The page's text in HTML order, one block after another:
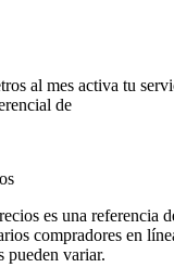
al mes activa tu
de
es una referencia
compradores en
pueden variar.